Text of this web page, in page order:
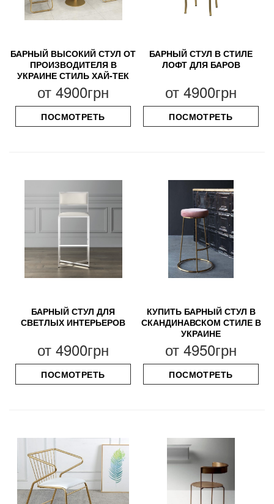
БАРНЫЙ ВЫСОКИЙ СТУЛ ОТ
ПРОИЗВОДИТЕЛЯ В
УКРАИНЕ СТИЛЬ ХАЙ-ТЕК
от 4900грн
ПОСМОТРЕТЬ
БАРНЫЙ СТУЛ В СТИЛЕ
ЛОФТ ДЛЯ БАРОВ
от 4900грн
ПОСМОТРЕТЬ
БАРНЫЙ СТУЛ ДЛЯ
СВЕТЛЫХ ИНТЕРЬЕРОВ
от 4900грн
ПОСМОТРЕТЬ
КУПИТЬ БАРНЫЙ СТУЛ В
СКАНДИНАВСКОМ СТИЛЕ В
УКРАИНЕ
от 4950грн
ПОСМОТРЕТЬ